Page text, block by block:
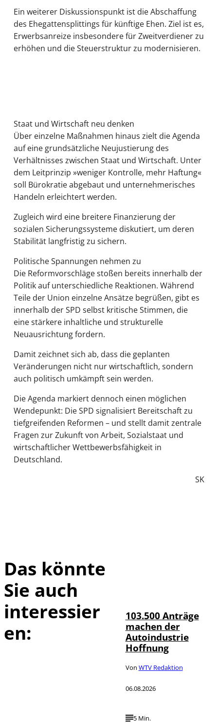
Ein weiterer Diskussionspunkt ist die Abschaffung
des Ehegattensplittings für künftige Ehen. Ziel ist es,
Erwerbsanreize insbesondere für Zweitverdiener zu
erhöhen und die Steuerstruktur zu modernisieren.
Staat und Wirtschaft neu denken
Über einzelne Maßnahmen hinaus zielt die Agenda
auf eine grundsätzliche Neujustierung des
Verhältnisses zwischen Staat und Wirtschaft. Unter
dem Leitprinzip »weniger Kontrolle, mehr Haftung«
soll Bürokratie abgebaut und unternehmerisches
Handeln erleichtert werden.
Zugleich wird eine breitere Finanzierung der
sozialen Sicherungssysteme diskutiert, um deren
Stabilität langfristig zu sichern.
Politische Spannungen nehmen zu
Die Reformvorschläge stoßen bereits innerhalb der
Politik auf unterschiedliche Reaktionen. Während
Teile der Union einzelne Ansätze begrüßen, gibt es
innerhalb der SPD selbst kritische Stimmen, die
eine stärkere inhaltliche und strukturelle
Neuausrichtung fordern.
Damit zeichnet sich ab, dass die geplanten
Veränderungen nicht nur wirtschaftlich, sondern
auch politisch umkämpft sein werden.
Die Agenda markiert dennoch einen möglichen
Wendepunkt: Die SPD signalisiert Bereitschaft zu
tiefgreifenden Reformen – und stellt damit zentrale
Fragen zur Zukunft von Arbeit, Sozialstaat und
wirtschaftlicher Wettbewerbsfähigkeit in
Deutschland.
SK
Das könnte
Sie auch
interessier
en:
103.500 Anträge
machen der
Autoindustrie
Hoffnung
Von WTV Redaktion
06.08.2026
5 Min.